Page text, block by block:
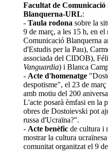
Facultat de
Blanquerna-URL:
- Taula rodona sobre la
9 de març, a les 15 h, en
Comunicació Blanquerna
d'Estudis per la Pau),
associada del CIDOB),
Vanguardia) i Blanca
- Acte d'homenatge
despotisme", el 23 de
amb motiu del 200
L'acte posarà èmfasi en la
obres de Dostoievski pot
russa d'Ucraïna?".
- Acte benèfic de cultura i
mostrar la cultura
comunitat organitzat el 9